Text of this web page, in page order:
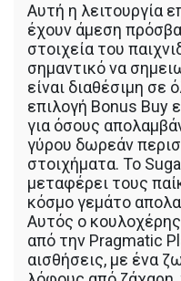
Αυτή η λειτουργία
έχουν άμεση
στοιχεία του
σημαντικό να
είναι διαθέσιμη σε
επιλογή Bonus Buy
για όσους
γύρου δωρεάν
στοιχήματα. Το
μεταφέρει τους
κόσμο γεμάτο
Αυτός ο
από την Pragmatic
αισθήσεις, με ένα